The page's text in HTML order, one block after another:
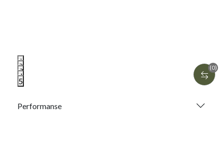
(0)
1
2
3
4
5
Performanse